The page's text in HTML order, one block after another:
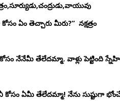
ఏం తెచ్చారు మీరు?” నక్షత్రం
నేనేమీ తేలేదమ్మా. వాళ్లు పెట్టింది
కోసం ఏమీ తేలేదమ్మా! నేను సుష్టుగా